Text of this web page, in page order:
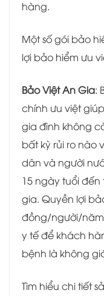
hàng.
Một số gói bảo
lợi bảo hiểm ưu
Bảo Việt An Gia:
chính ưu việt
gia đình không
bất kỳ rủi ro nào
dân và người
15 ngày tuổi
gia. Quyền lợi
đồng/người/
y tế để khách
bệnh là không
Tìm hiểu chi tiết